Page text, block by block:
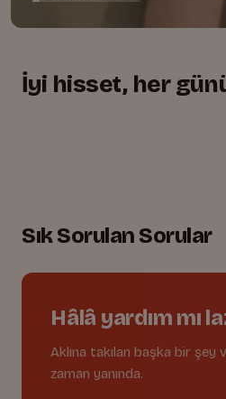
İyi hisset, her
Sık Sorulan Sorular
Hâlâ yardım mı
Aklına takılan başka bir şey
zaman yanında.